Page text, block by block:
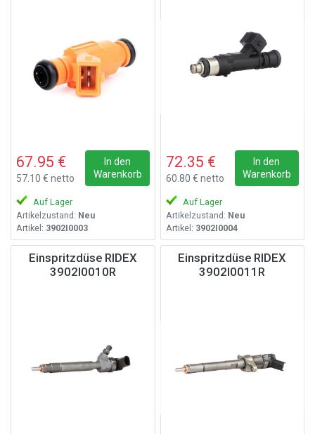
67.95 €
57.10 € netto
In den
Warenkorb
Auf Lager
Artikelzustand: Neu
Artikel: 3902I0003
72.35 €
60.80 € netto
In den
Warenkorb
Auf Lager
Artikelzustand: Neu
Artikel: 3902I0004
Einspritzdüse RIDEX
3902I0010R
Einspritzdüse RIDEX
3902I0011R